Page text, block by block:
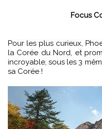
Focus
Pour les plus curieux,
la Corée du Nord, et
incroyable, sous les 3
sa Corée !